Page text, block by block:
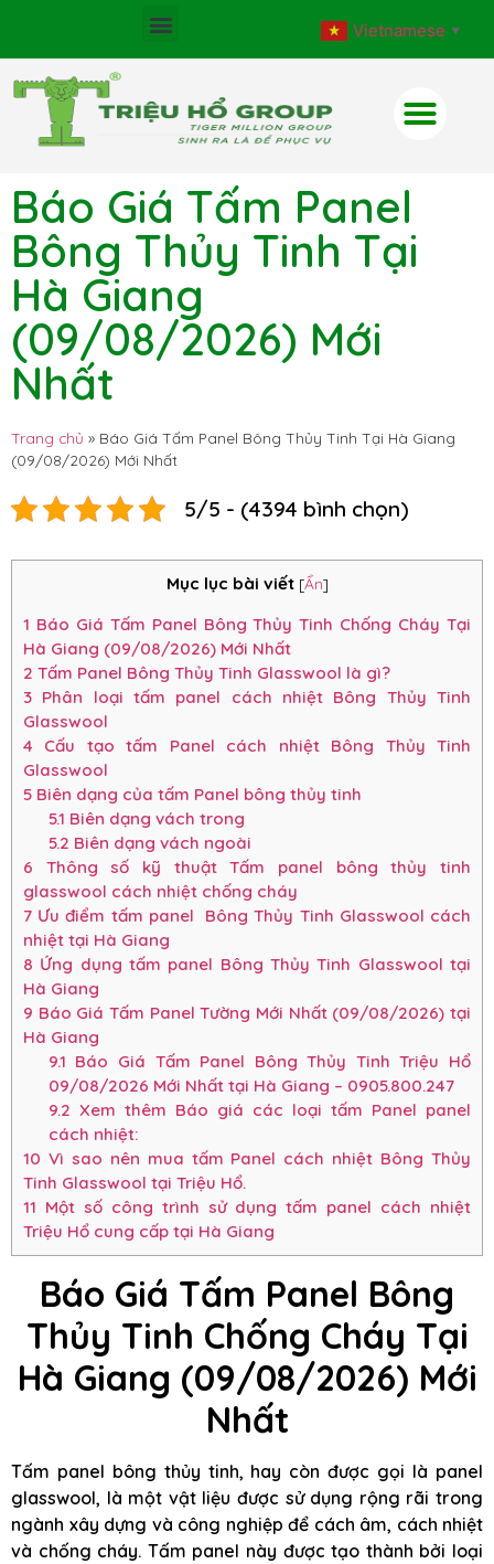
Vietnamese ▼
Báo Giá Tấm Panel
Bông Thủy Tinh Tại
Hà Giang
(09/08/2026) Mới
Nhất
Trang chủ » Báo Giá Tấm Panel Bông Thủy Tinh Tại Hà Giang
(09/08/2026) Mới Nhất
5/5 - (4394 bình chọn)
Mục lục bài viết [Ẩn]
1 Báo Giá Tấm Panel Bông Thủy Tinh Chống Cháy Tại
Hà Giang (09/08/2026) Mới Nhất
2 Tấm Panel Bông Thủy Tinh Glasswool là gì?
3 Phân loại tấm panel cách nhiệt Bông Thủy Tinh
Glasswool
4 Cấu tạo tấm Panel cách nhiệt Bông Thủy Tinh
Glasswool
5 Biên dạng của tấm Panel bông thủy tinh
5.1 Biên dạng vách trong
5.2 Biên dạng vách ngoài
6 Thông số kỹ thuật Tấm panel bông thủy tinh
glasswool cách nhiệt chống cháy
7 Ưu điểm tấm panel Bông Thủy Tinh Glasswool cách
nhiệt tại Hà Giang
8 Ứng dụng tấm panel Bông Thủy Tinh Glasswool tại
Hà Giang
9 Báo Giá Tấm Panel Tường Mới Nhất (09/08/2026) tại
Hà Giang
9.1 Báo Giá Tấm Panel Bông Thủy Tinh Triệu Hổ
09/08/2026 Mới Nhất tại Hà Giang – 0905.800.247
9.2 Xem thêm Báo giá các loại tấm Panel panel
cách nhiệt:
10 Vì sao nên mua tấm Panel cách nhiệt Bông Thủy
Tinh Glasswool tại Triệu Hổ.
11 Một số công trình sử dụng tấm panel cách nhiệt
Triệu Hổ cung cấp tại Hà Giang
Báo Giá Tấm Panel Bông
Thủy Tinh Chống Cháy Tại
Hà Giang (09/08/2026) Mới
Nhất
Tấm panel bông thủy tinh, hay còn được gọi là panel
glasswool, là một vật liệu được sử dụng rộng rãi trong
ngành xây dựng và công nghiệp để cách âm, cách nhiệt
và chống cháy. Tấm panel này được tạo thành bởi loại